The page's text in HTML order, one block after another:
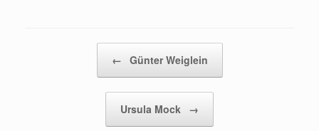
← Günter Weiglein
Ursula Mock →